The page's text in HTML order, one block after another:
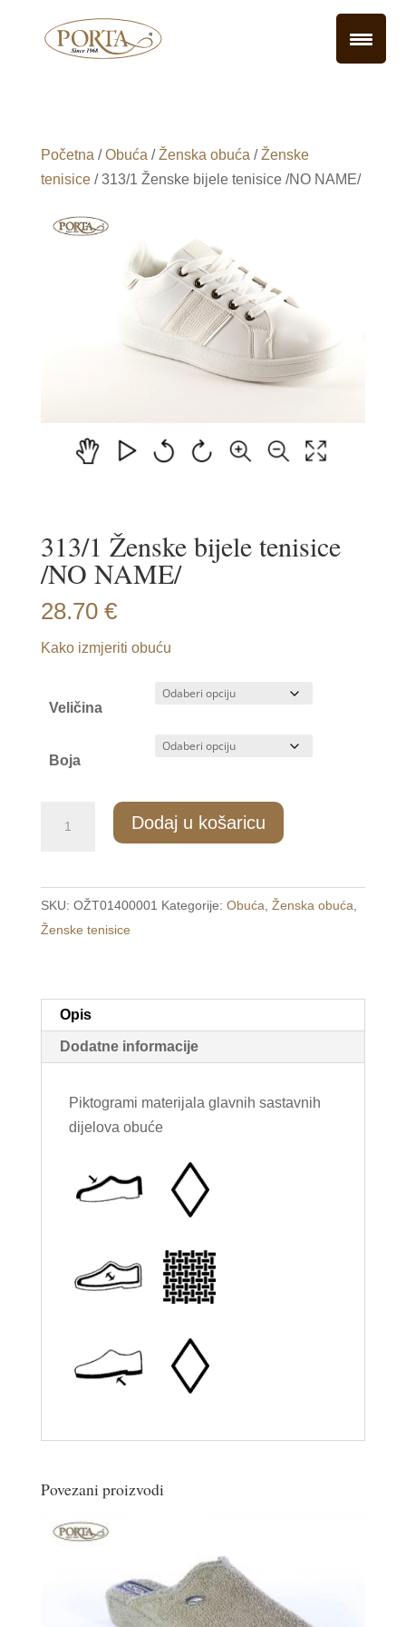
Početna /Obuća /Ženska obuća /Ženske
tenisice/ 313/1 Ženske bijele tenisice /NO NAME/
313/1 Ženske bijele tenisice
/NO NAME/
28.70 €
Kako izmjeriti obuću
Veličina
Boja
tenisice
/NO
NAME/
Dodaj u košaricu
SKU: OŽT01400001 Kategorije: Obuća Ženska obuća
Ženske tenisice
Opis
Dodatne informacije
Piktogrami materijala glavnih sastavnih
dijelova obuće
Povezani proizvodi